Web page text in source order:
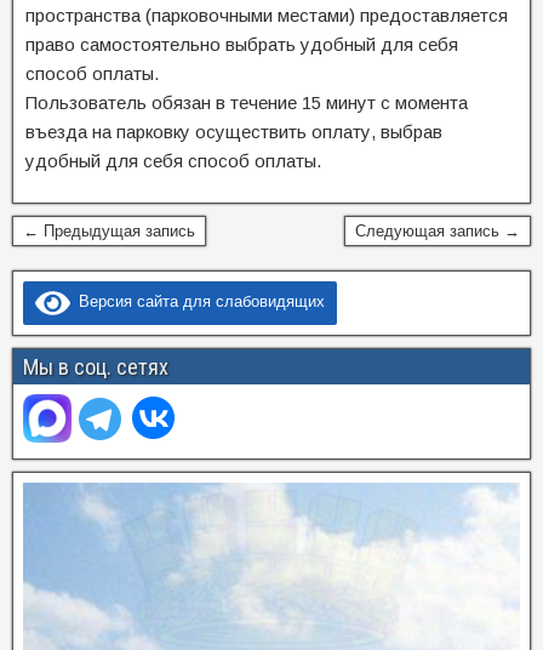
пространства (парковочными местами) предоставляется
право самостоятельно выбрать удобный для себя
способ оплаты.
Пользователь обязан в течение 15 минут с момента
въезда на парковку осуществить оплату, выбрав
удобный для себя способ оплаты.
← Предыдущая запись Следующая запись →
Версия сайта для слабовидящих
Мы в соц. сетях